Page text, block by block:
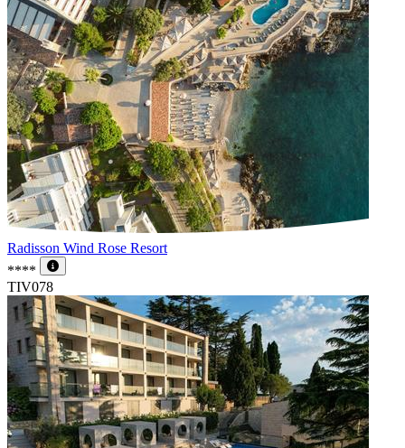
Radisson Wind Rose Resort
****
TIV078